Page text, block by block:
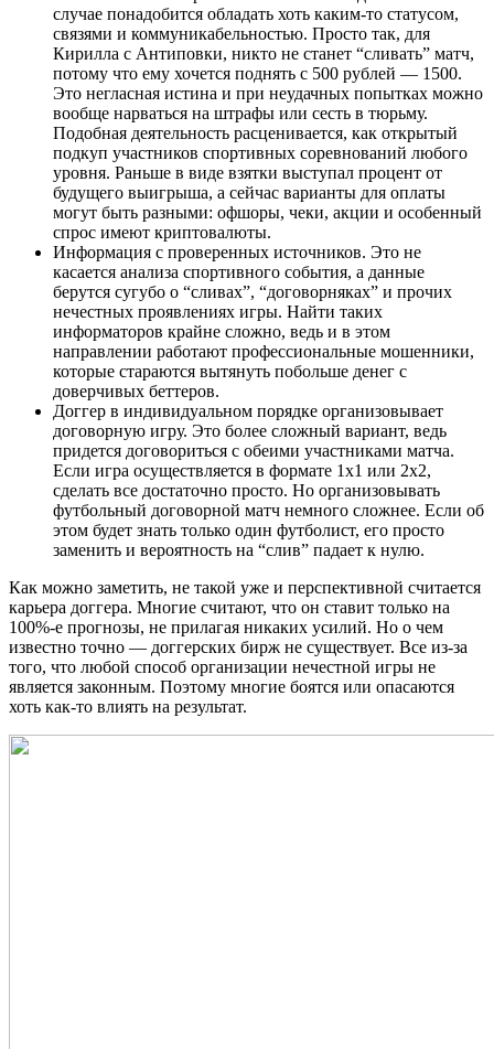
случае понадобится обладать хоть каким-то статусом,
связями и коммуникабельностью. Просто так, для
Кирилла с Антиповки, никто не станет “сливать” матч,
потому что ему хочется поднять с 500 рублей — 1500.
Это негласная истина и при неудачных попытках можно
вообще нарваться на штрафы или сесть в тюрьму.
Подобная деятельность расценивается, как открытый
подкуп участников спортивных соревнований любого
уровня. Раньше в виде взятки выступал процент от
будущего выигрыша, а сейчас варианты для оплаты
могут быть разными: офшоры, чеки, акции и особенный
спрос имеют криптовалюты.
Информация с проверенных источников. Это не
касается анализа спортивного события, а данные
берутся сугубо о “сливах”, “договорняках” и прочих
нечестных проявлениях игры. Найти таких
информаторов крайне сложно, ведь и в этом
направлении работают профессиональные мошенники,
которые стараются вытянуть побольше денег с
доверчивых беттеров.
Доггер в индивидуальном порядке организовывает
договорную игру. Это более сложный вариант, ведь
придется договориться с обеими участниками матча.
Если игра осуществляется в формате 1х1 или 2х2,
сделать все достаточно просто. Но организовывать
футбольный договорной матч немного сложнее. Если об
этом будет знать только один футболист, его просто
заменить и вероятность на “слив” падает к нулю.
Как можно заметить, не такой уже и перспективной считается
карьера доггера. Многие считают, что он ставит только на
100%-е прогнозы, не прилагая никаких усилий. Но о чем
известно точно — доггерских бирж не существует. Все из-за
того, что любой способ организации нечестной игры не
является законным. Поэтому многие боятся или опасаются
хоть как-то влиять на результат.